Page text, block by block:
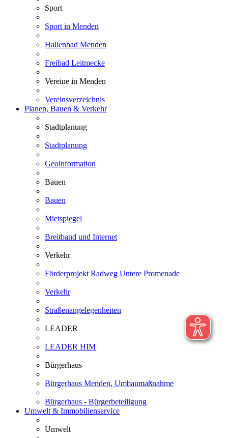
Sport
Sport in Menden
Hallenbad Menden
Freibad Leitmecke
Vereine in Menden
Vereinsverzeichnis
Planen, Bauen & Verkehr
Stadtplanung
Stadtplanung
Geoinformation
Bauen
Bauen
Mietspiegel
Breitband und Internet
Verkehr
Förderprojekt Radweg Untere Promenade
Verkehr
Straßenangelegenheiten
LEADER
LEADER HIM
Bürgerhaus
Bürgerhaus Menden, Umbaumaßnahme
Bürgerhaus - Bürgerbeteiligung
Umwelt & Immobilienservice
Umwelt